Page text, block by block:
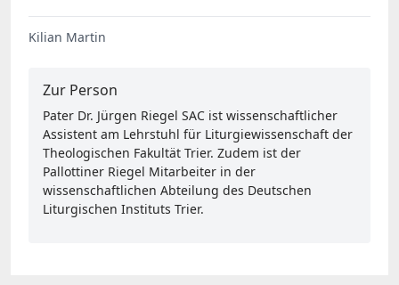
Kilian Martin
Zur Person
Pater Dr. Jürgen Riegel SAC ist wissenschaftlicher
Assistent am Lehrstuhl für Liturgiewissenschaft der
Theologischen Fakultät Trier. Zudem ist der
Pallottiner Riegel Mitarbeiter in der
wissenschaftlichen Abteilung des Deutschen
Liturgischen Instituts Trier.